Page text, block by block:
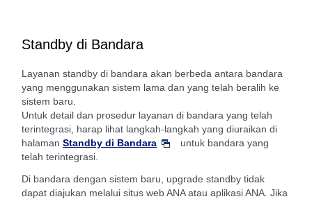
Standby di Bandara
Layanan standby di bandara akan berbeda antara bandara
yang menggunakan sistem lama dan yang telah beralih ke
sistem baru.
Untuk detail dan prosedur layanan di bandara yang telah
terintegrasi, harap lihat langkah-langkah yang diuraikan di
halaman Standby di Bandara
untuk bandara yang
telah terintegrasi.
Di bandara dengan sistem baru, upgrade standby tidak
dapat diajukan melalui situs web ANA atau aplikasi ANA. Jika